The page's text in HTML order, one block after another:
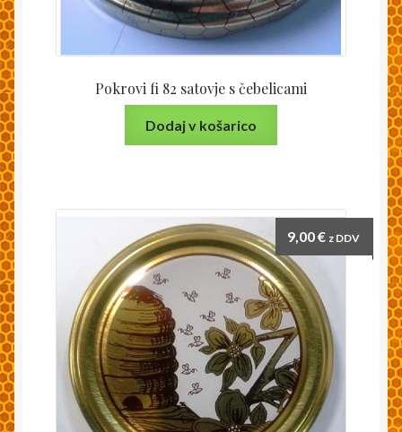
Pokrovi fi 82 satovje s čebelicami
Dodaj v košarico
9,00€ z DDV